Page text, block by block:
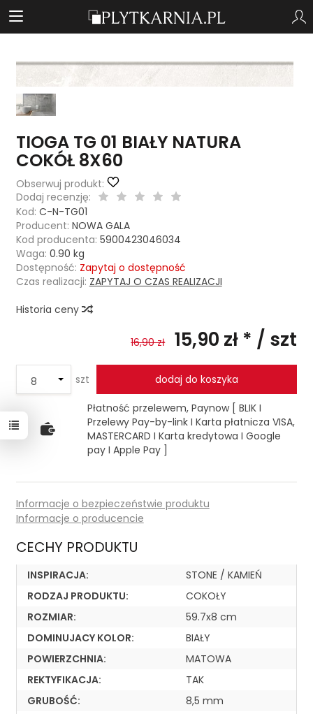
TIOGA TG 01 BIAŁY NATURA
COKÓŁ 8X60
Obserwuj produkt:
Dodaj recenzję:
Kod: C-N-TG01
Producent: NOWA GALA
Kod producenta: 5900423046034
Waga: 0.90 kg
Dostępność: Zapytaj o dostępność
Czas realizacji: ZAPYTAJ O CZAS REALIZACJI
Historia ceny
16,90 zł 15,90 zł * / szt
szt dodaj do koszyka
Płatność przelewem, Paynow [ BLIK I
Przelewy Pay-by-link I Karta płatnicza VISA,
MASTERCARD I Karta kredytowa I Google
pay I Apple Pay ]
Informacje o bezpieczeństwie produktu
Informacje o producencie
CECHY PRODUKTU
INSPIRACJA:
STONE / KAMIEŃ
RODZAJ PRODUKTU:
COKOŁY
ROZMIAR:
59.7x8 cm
DOMINUJACY KOLOR:
BIAŁY
POWIERZCHNIA:
MATOWA
REKTYFIKACJA:
TAK
GRUBOŚĆ:
8,5 mm